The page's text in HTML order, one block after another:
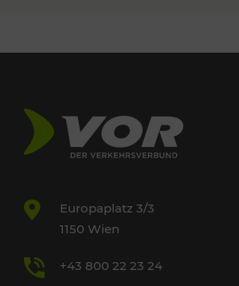
Europaplatz 3/3
1150 Wien
+43 800 22 23 24